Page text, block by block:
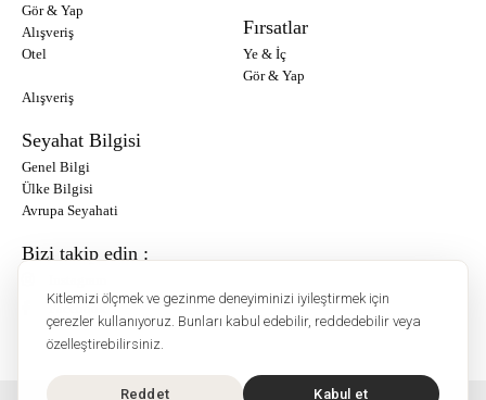
Kitlemizi ölçmek ve gezinme deneyiminizi iyileştirmek için
çerezler kullanıyoruz. Bunları kabul edebilir, reddedebilir veya
özelleştirebilirsiniz.
Reddet Kabul et
Gör & Yap
Alışveriş
Otel
Fırsatlar
Ye & İç
Gör & Yap
Alışveriş
Seyahat Bilgisi
Genel Bilgi
Ülke Bilgisi
Avrupa Seyahati
Bizi takip edin :
Facebook